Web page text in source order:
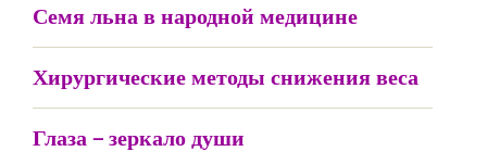
Семя льна в народной медицине
Хирургические методы снижения веса
Глаза – зеркало души